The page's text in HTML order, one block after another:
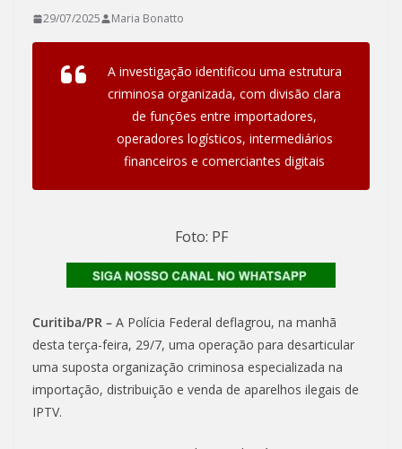
29/07/2025 Maria Bonatto
A investigação identificou uma estrutura
criminosa organizada, com divisão clara
de funções entre importadores,
operadores logísticos, intermediários
financeiros e comerciantes digitais
Foto: PF
Curitiba/PR – A Polícia Federal deflagrou, na manhã
desta terça-feira, 29/7, uma operação para desarticular
uma suposta organização criminosa especializada na
importação, distribuição e venda de aparelhos ilegais de
IPTV.